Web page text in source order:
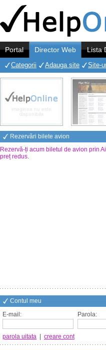
Portal Director Web Lista
Categorii Adauga site Site-
Rezervări bilete avion
Rezervă-ți acum biletul de avion prin
preț redus.
Contul meu
E-mail:
Parola:
parola uitata creare cont